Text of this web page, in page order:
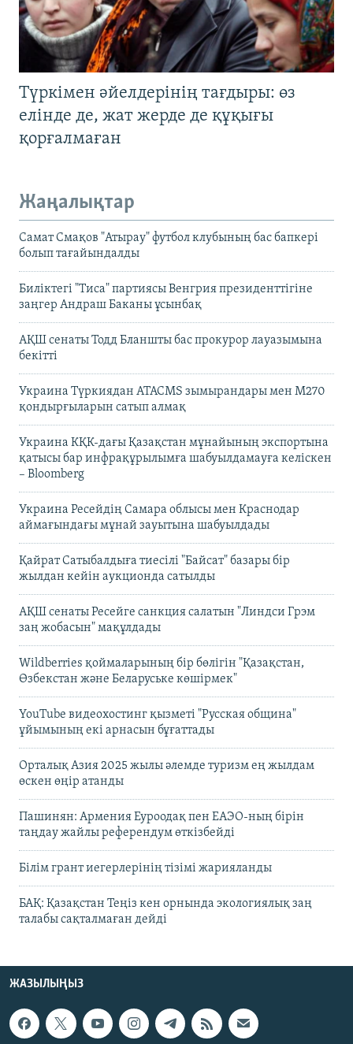
Түркімен әйелдерінің тағдыры: өз
елінде де, жат жерде де құқығы
қорғалмаған
Жаңалықтар
Самат Смақов "Атырау" футбол клубының бас бапкері
болып тағайындалды
Биліктегі "Тиса" партиясы Венгрия президенттігіне
заңгер Андраш Баканы ұсынбақ
АҚШ сенаты Тодд Бланшты бас прокурор лауазымына
бекітті
Украина Түркиядан ATACMS зымырандары мен M270
қондырғыларын сатып алмақ
Украина КҚК-дағы Қазақстан мұнайының экспортына
қатысы бар инфрақұрылымға шабуылдамауға келіскен
– Bloomberg
Украина Ресейдің Самара облысы мен Краснодар
аймағындағы мұнай зауытына шабуылдады
Қайрат Сатыбалдыға тиесілі "Байсат" базары бір
жылдан кейін аукционда сатылды
АҚШ сенаты Ресейге санкция салатын "Линдси Грэм
заң жобасын" мақұлдады
Wildberries қоймаларының бір бөлігін "Қазақстан,
Өзбекстан және Беларуське көшірмек"
YouTube видеохостинг қызметі "Русская община"
ұйымының екі арнасын бұғаттады
Орталық Азия 2025 жылы әлемде туризм ең жылдам
өскен өңір атанды
Пашинян: Армения Еуроодақ пен ЕАЭО-ның бірін
таңдау жайлы референдум өткізбейді
Білім грант иегерлерінің тізімі жарияланды
БАҚ: Қазақстан Теңіз кен орнында экологиялық заң
талабы сақталмаған дейді
ЖАЗЫЛЫҢЫЗ